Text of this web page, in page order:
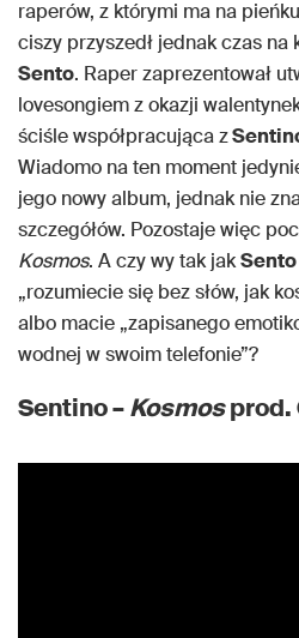
raperów, z którymi ma na
ciszy przyszedł jednak czas na
Sento. Raper zaprezentował
lovesongiem z okazji
ściśle współpracująca z
Wiadomo na ten moment
jego nowy album, jednak nie
szczegółów. Pozostaje więc
Kosmos. A czy wy tak jakSento
„rozumiecie się bez słów, jak
albo macie „zapisanego
wodnej w swoim telefonie”?
Sentino –Kosmosprod.